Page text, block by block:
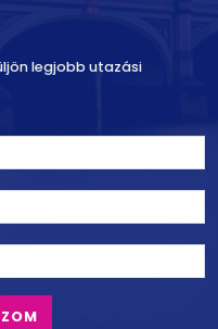
legjobb utazási